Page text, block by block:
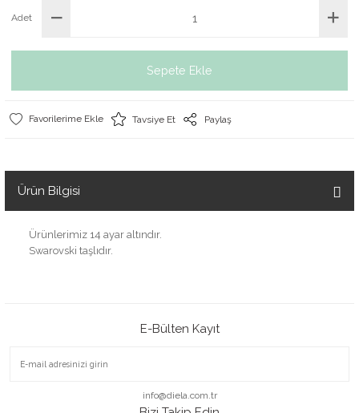
Adet
Sepete Ekle
Tavsiye Et Paylaş
Ürün Bilgisi
Ürünlerimiz 14 ayar altındır.
Swarovski taşlıdır.
E-Bülten Kayıt
info@diela.com.tr